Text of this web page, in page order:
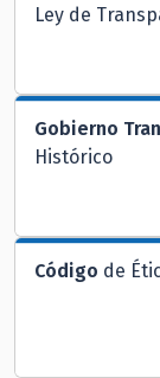
Ley de
Gobierno
Histórico
Código de